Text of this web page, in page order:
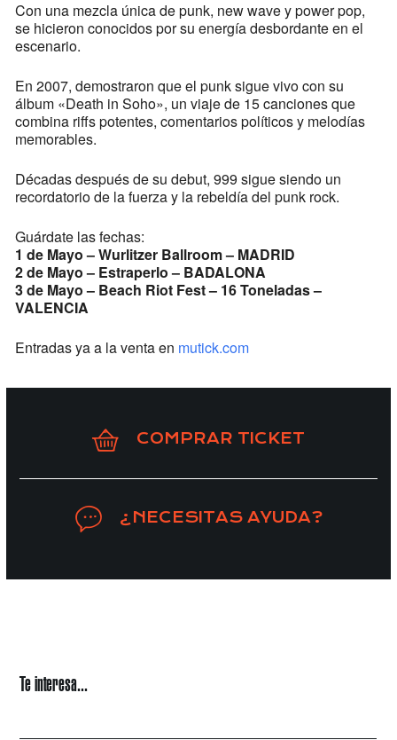
Con una mezcla única de punk, new wave y power pop,
se hicieron conocidos por su energía desbordante en el
escenario.
En 2007, demostraron que el punk sigue vivo con su
álbum «Death in Soho», un viaje de 15 canciones que
combina riffs potentes, comentarios políticos y melodías
memorables.
Décadas después de su debut, 999 sigue siendo un
recordatorio de la fuerza y la rebeldía del punk rock.
Guárdate las fechas:
1 de Mayo – Wurlitzer Ballroom – MADRID
2 de Mayo – Estraperlo – BADALONA
3 de Mayo – Beach Riot Fest – 16 Toneladas –
VALENCIA
Entradas ya a la venta en mutick.com
COMPRAR TICKET
¿NECESITAS AYUDA?
Te interesa...